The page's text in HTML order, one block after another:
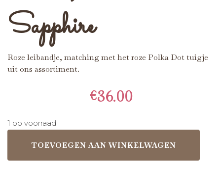
Sapphire
Roze leibandje, matching met het roze Polka Dot tuigje
uit ons assortiment.
€36.00
1 op voorraad
TOEVOEGEN AAN WINKELWAGEN